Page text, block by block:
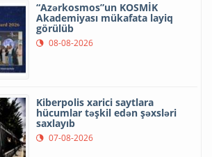
“Azərkosmos”un KOSMİK
Akademiyası mükafata layiq
görülüb
08-08-2026
Kiberpolis xarici saytlara
hücumlar təşkil edən şəxsləri
saxlayıb
07-08-2026